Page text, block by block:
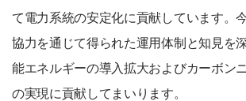
て電力系統の安定化に貢献しています。
協力を通じて得られた運用体制と知見を
能エネルギーの導入拡大およびカーボン
の実現に貢献してまいります。